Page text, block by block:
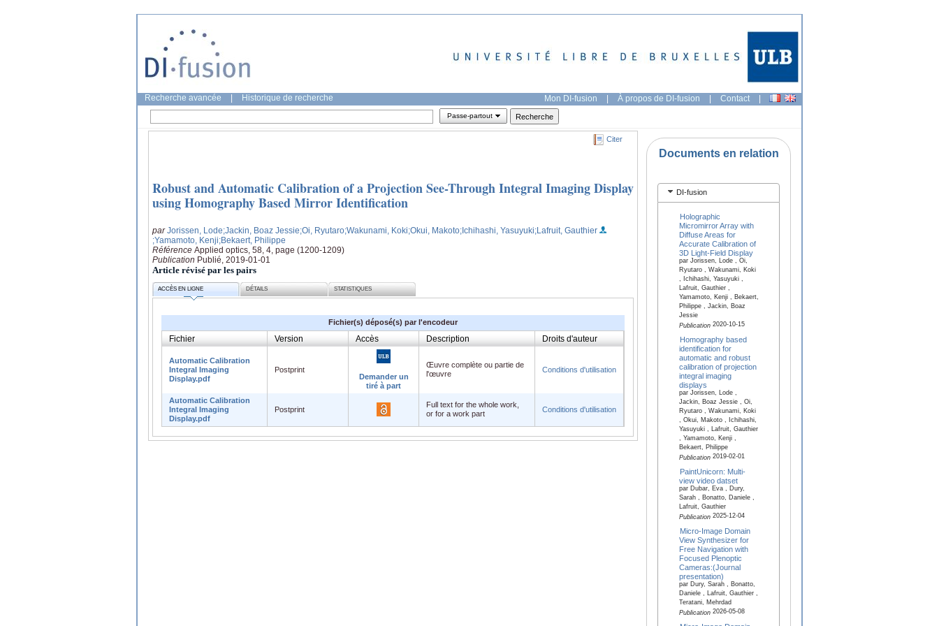
Recherche avancée Historique de recherche Mon DI-fusion | À propos de DI-fusion | Contact |
Passe-partout
Citer
Robust and Automatic Calibration of a Projection See-Through Integral Imaging Display
using Homography Based Mirror Identification
parJorissen, Lode;Jackin, Boaz Jessie;Oi, Ryutaro;Wakunami, Koki;Okui, Makoto;Ichihashi, Yasuyuki;Lafruit, Gauthier
;Yamamoto, Kenji;Bekaert, Philippe
Référence Applied optics, 58, 4, page (1200-1209)
Publication Publié, 2019-01-01
Article révisé par les pairs
ACCÈS EN LIGNE DÉTAILS STATISTIQUES
Fichier(s) déposé(s) par l'encodeur
Fichier Version Accès Description Droits d'auteur
Automatic Calibration
Integral Imaging
Display.pdf
Postprint
Demander un
tiré à part
Œuvre complète ou partie de
l'œuvre
Conditions d'utilisation
Automatic Calibration
Integral Imaging
Display.pdf
Postprint
Full text for the whole work,
or for a work part
Conditions d'utilisation
Documents en relation
DI-fusion
Holographic
Micromirror Array with
Diffuse Areas for
Accurate Calibration of
3D Light-Field Display
par Jorissen, Lode , Oi,
Ryutaro , Wakunami, Koki
, Ichihashi, Yasuyuki ,
Lafruit, Gauthier ,
Yamamoto, Kenji , Bekaert,
Philippe , Jackin, Boaz
Jessie
Publication2020-10-15
Homography based
identification for
automatic and robust
calibration of projection
integral imaging
displays
par Jorissen, Lode ,
Jackin, Boaz Jessie , Oi,
Ryutaro , Wakunami, Koki
, Okui, Makoto , Ichihashi,
Yasuyuki , Lafruit, Gauthier
, Yamamoto, Kenji ,
Bekaert, Philippe
Publication2019-02-01
PaintUnicorn: Multi-
view video datset
par Dubar, Eva , Dury,
Sarah , Bonatto, Daniele ,
Lafruit, Gauthier
Publication2025-12-04
Micro-Image Domain
View Synthesizer for
Free Navigation with
Focused Plenoptic
Cameras:(Journal
presentation)
par Dury, Sarah , Bonatto,
Daniele , Lafruit, Gauthier ,
Teratani, Mehrdad
Publication2026-05-08